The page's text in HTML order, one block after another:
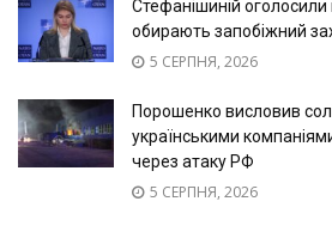
Стефанішиній
обирають запобіжний
5 СЕРПНЯ, 2026
Порошенко висловив
українськими
через атаку РФ
5 СЕРПНЯ, 2026